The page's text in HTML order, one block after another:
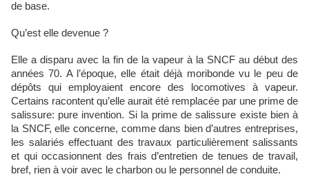
de base.
Qu’est elle devenue ?
Elle a disparu avec la fin de la vapeur à la SNCF au début des
années 70. A l’époque, elle était déjà moribonde vu le peu de
dépôts qui employaient encore des locomotives à vapeur.
Certains racontent qu’elle aurait été remplacée par une prime de
salissure: pure invention. Si la prime de salissure existe bien à
la SNCF, elle concerne, comme dans bien d’autres entreprises,
les salariés effectuant des travaux particulièrement salissants
et qui occasionnent des frais d’entretien de tenues de travail,
bref, rien à voir avec le charbon ou le personnel de conduite.